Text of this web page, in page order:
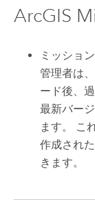
ArcGIS
ミッショ
管理者は、
ード後、
最新バー
ます。 こ
作成され
きます。